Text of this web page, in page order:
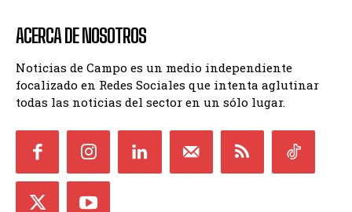
ACERCA DE NOSOTROS
Noticias de Campo es un medio independiente
focalizado en Redes Sociales que intenta aglutinar
todas las noticias del sector en un sólo lugar.